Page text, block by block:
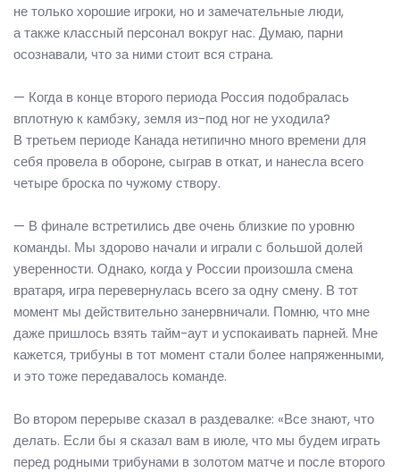
не только хорошие игроки, но и замечательные люди,
а также классный персонал вокруг нас. Думаю, парни
осознавали, что за ними стоит вся страна.
— Когда в конце второго периода Россия подобралась
вплотную к камбэку, земля из-под ног не уходила?
В третьем периоде Канада нетипично много времени для
себя провела в обороне, сыграв в откат, и нанесла всего
четыре броска по чужому створу.
— В финале встретились две очень близкие по уровню
команды. Мы здорово начали и играли с большой долей
уверенности. Однако, когда у России произошла смена
вратаря, игра перевернулась всего за одну смену. В тот
момент мы действительно занервничали. Помню, что мне
даже пришлось взять тайм-аут и успокаивать парней. Мне
кажется, трибуны в тот момент стали более напряженными,
и это тоже передавалось команде.
Во втором перерыве сказал в раздевалке: «Все знают, что
делать. Если бы я сказал вам в июле, что мы будем играть
перед родными трибунами в золотом матче и после второго